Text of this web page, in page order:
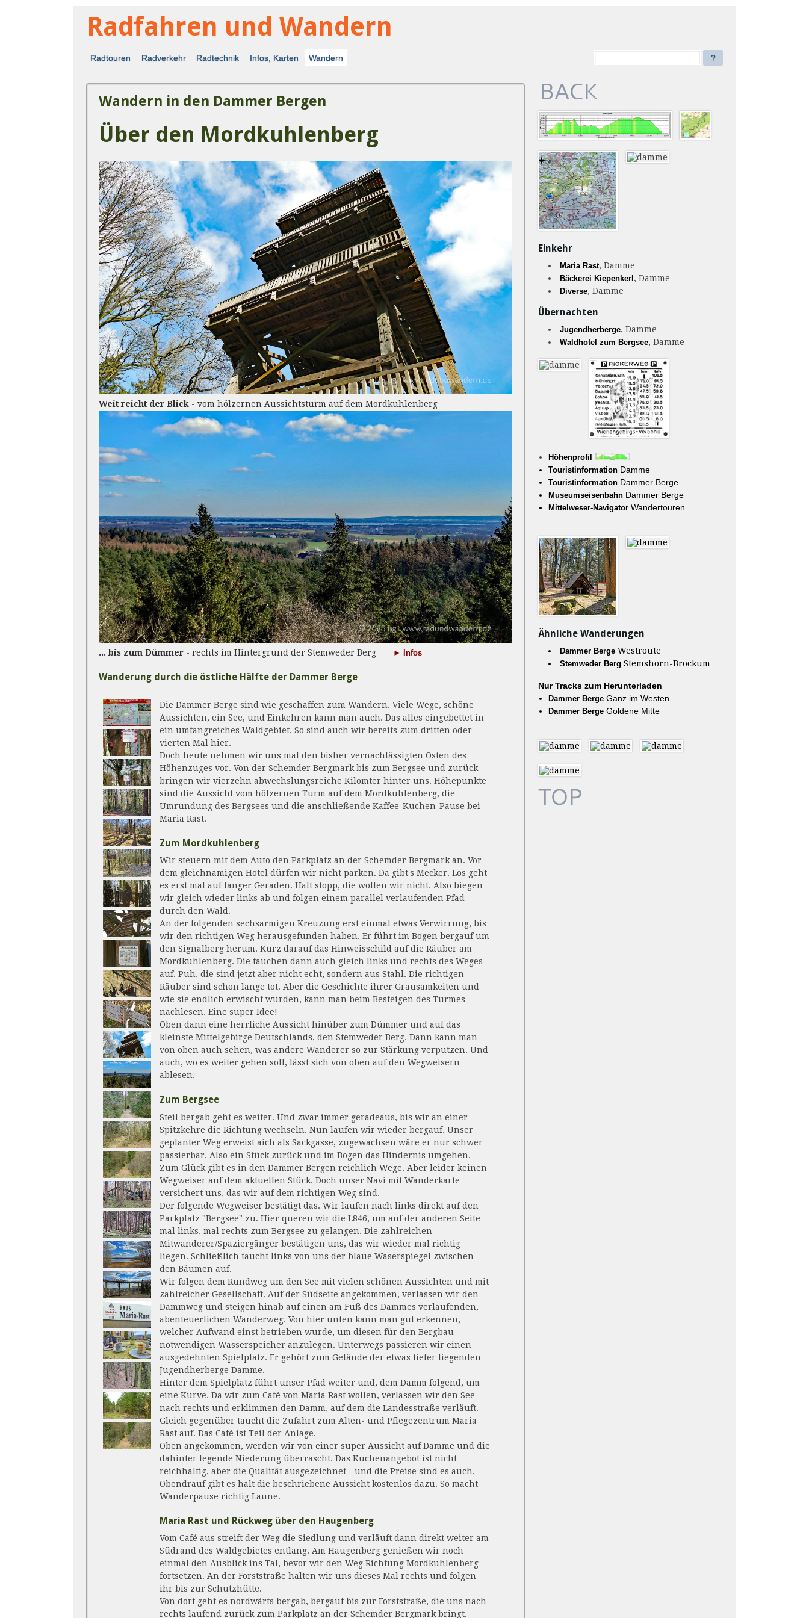
Radfahren und Wandern
Radtouren Radverkehr Radtechnik Infos, Karten Wandern ?
Wandern in den Dammer Bergen
Über den Mordkuhlenberg
Weit reicht der Blick - vom hölzernen Aussichtsturm auf dem Mordkuhlenberg
... bis zum Dümmer - rechts im Hintergrund der Stemweder Berg ► Infos
Wanderung durch die östliche Hälfte der Dammer Berge
Die Dammer Berge sind wie geschaffen zum Wandern. Viele Wege, schöne
Aussichten, ein See, und Einkehren kann man auch. Das alles eingebettet in
ein umfangreiches Waldgebiet. So sind auch wir bereits zum dritten oder
vierten Mal hier.
Doch heute nehmen wir uns mal den bisher vernachlässigten Osten des
Höhenzuges vor. Von der Schemder Bergmark bis zum Bergsee und zurück
bringen wir vierzehn abwechslungsreiche Kilomter hinter uns. Höhepunkte
sind die Aussicht vom hölzernen Turm auf dem Mordkuhlenberg, die
Umrundung des Bergsees und die anschließende Kaffee-Kuchen-Pause bei
Maria Rast.
Zum Mordkuhlenberg
Wir steuern mit dem Auto den Parkplatz an der Schemder Bergmark an. Vor
dem gleichnamigen Hotel dürfen wir nicht parken. Da gibt's Mecker. Los geht
es erst mal auf langer Geraden. Halt stopp, die wollen wir nicht. Also biegen
wir gleich wieder links ab und folgen einem parallel verlaufenden Pfad
durch den Wald.
An der folgenden sechsarmigen Kreuzung erst einmal etwas Verwirrung, bis
wir den richtigen Weg herausgefunden haben. Er führt im Bogen bergauf um
den Signalberg herum. Kurz darauf das Hinweisschild auf die Räuber am
Mordkuhlenberg. Die tauchen dann auch gleich links und rechts des Weges
auf. Puh, die sind jetzt aber nicht echt, sondern aus Stahl. Die richtigen
Räuber sind schon lange tot. Aber die Geschichte ihrer Grausamkeiten und
wie sie endlich erwischt wurden, kann man beim Besteigen des Turmes
nachlesen. Eine super Idee!
Oben dann eine herrliche Aussicht hinüber zum Dümmer und auf das
kleinste Mittelgebirge Deutschlands, den Stemweder Berg. Dann kann man
von oben auch sehen, was andere Wanderer so zur Stärkung verputzen. Und
auch, wo es weiter gehen soll, lässt sich von oben auf den Wegweisern
ablesen.
Zum Bergsee
Steil bergab geht es weiter. Und zwar immer geradeaus, bis wir an einer
Spitzkehre die Richtung wechseln. Nun laufen wir wieder bergauf. Unser
geplanter Weg erweist aich als Sackgasse, zugewachsen wäre er nur schwer
passierbar. Also ein Stück zurück und im Bogen das Hindernis umgehen.
Zum Glück gibt es in den Dammer Bergen reichlich Wege. Aber leider keinen
Wegweiser auf dem aktuellen Stück. Doch unser Navi mit Wanderkarte
versichert uns, das wir auf dem richtigen Weg sind.
Der folgende Wegweiser bestätigt das. Wir laufen nach links direkt auf den
Parkplatz "Bergsee" zu. Hier queren wir die L846, um auf der anderen Seite
mal links, mal rechts zum Bergsee zu gelangen. Die zahlreichen
Mitwanderer/Spaziergänger bestätigen uns, das wir wieder mal richtig
liegen. Schließlich taucht links von uns der blaue Waserspiegel zwischen
den Bäumen auf.
Wir folgen dem Rundweg um den See mit vielen schönen Aussichten und mit
zahlreicher Gesellschaft. Auf der Südseite angekommen, verlassen wir den
Dammweg und steigen hinab auf einen am Fuß des Dammes verlaufenden,
abenteuerlichen Wanderweg. Von hier unten kann man gut erkennen,
welcher Aufwand einst betrieben wurde, um diesen für den Bergbau
notwendigen Wasserspeicher anzulegen. Unterwegs passieren wir einen
ausgedehnten Spielplatz. Er gehört zum Gelände der etwas tiefer liegenden
Jugendherberge Damme.
Hinter dem Spielplatz führt unser Pfad weiter und, dem Damm folgend, um
eine Kurve. Da wir zum Café von Maria Rast wollen, verlassen wir den See
nach rechts und erklimmen den Damm, auf dem die Landesstraße verläuft.
Gleich gegenüber taucht die Zufahrt zum Alten- und Pflegezentrum Maria
Rast auf. Das Café ist Teil der Anlage.
Oben angekommen, werden wir von einer super Aussicht auf Damme und die
dahinter legende Niederung überrascht. Das Kuchenangebot ist nicht
reichhaltig, aber die Qualität ausgezeichnet - und die Preise sind es auch.
Obendrauf gibt es halt die beschriebene Aussicht kostenlos dazu. So macht
Wanderpause richtig Laune.
Maria Rast und Rückweg über den Haugenberg
Vom Café aus streift der Weg die Siedlung und verläuft dann direkt weiter am
Südrand des Waldgebietes entlang. Am Haugenberg genießen wir noch
einmal den Ausblick ins Tal, bevor wir den Weg Richtung Mordkuhlenberg
fortsetzen. An der Forststraße halten wir uns dieses Mal rechts und folgen
ihr bis zur Schutzhütte.
Von dort geht es nordwärts bergab, bergauf bis zur Forststraße, die uns nach
rechts laufend zurück zum Parkplatz an der Schemder Bergmark bringt.
Einkehr
Maria Rast, Damme
Bäckerei Kiepenkerl , Damme
Diverse, Damme
Übernachten
Jugendherberge, Damme
Waldhotel zum Bergsee, Damme
Höhenprofil
TouristinformationDamme
TouristinformationDammer Berge
MuseumseisenbahnDammer Berge
Mittelweser-NavigatorWandertouren
Ähnliche Wanderungen
Dammer BergeWestroute
Stemweder Berg Stemshorn-Brockum
Nur Tracks zum Herunterladen
Dammer BergeGanz im Westen
Dammer BergeGoldene Mitte